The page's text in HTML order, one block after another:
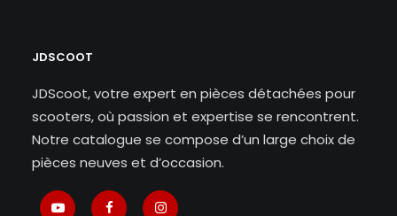
JDSCOOT
JDScoot, votre expert en pièces détachées pour
scooters, où passion et expertise se rencontrent.
Notre catalogue se compose d’un large choix de
pièces neuves et d’occasion.